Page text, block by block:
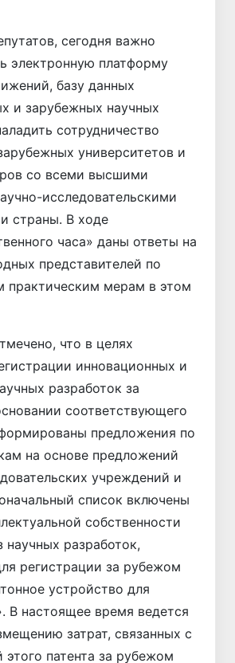
сегодня важно
электронную платформу
базу данных
и зарубежных научных
сотрудничество
университетов и
со всеми высшими
исследовательскими
страны. В ходе
часа» даны ответы на
представителей по
практическим мерам в этом
что в целях
инновационных и
разработок за
соответствующего
предложения по
на основе предложений
учреждений и
список включены
собственности
научных разработок,
регистрации за рубежом
устройство для
В настоящее время ведется
затрат, связанных с
этого патента за рубежом